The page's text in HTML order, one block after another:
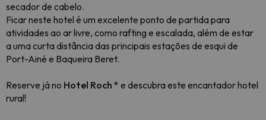
secador de cabelo.
Ficar neste hotel é um excelente ponto de partida para
atividades ao ar livre, como rafting e escalada, além de estar
a uma curta distância das principais estações de esqui de
Port-Ainé e Baqueira Beret.
Reserve já no Hotel Roch * e descubra este encantador hotel
rural!